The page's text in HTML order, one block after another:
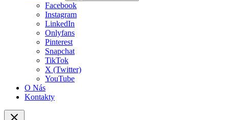
Facebook
Instagram
LinkedIn
Onlyfans
Pinterest
Snapchat
TikTok
X (Twitter)
YouTube
O Nás
Kontakty